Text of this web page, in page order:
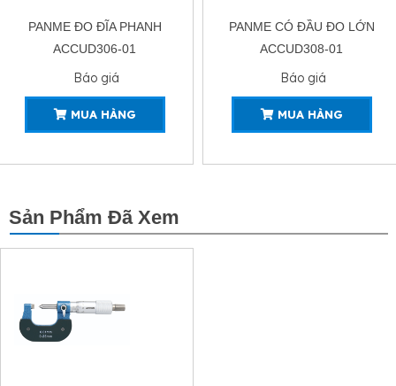
PANME CÓ ĐẦU ĐO LỚN
ACCUD308-01
Báo giá
MUA HÀNG
PANME ĐO NGOÀI CHO
NGƯỜI THUẬN TAY PHẢI, TRÁI
ACCUD310-01
Báo giá
MUA HÀNG
Sản Phẩm Đã Xem